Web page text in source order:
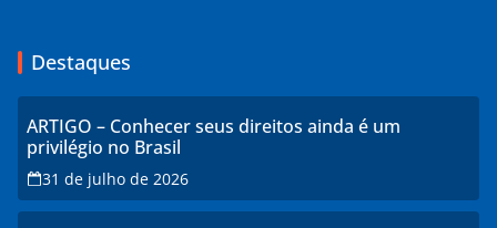
Destaques
ARTIGO – Conhecer seus direitos ainda é um
privilégio no Brasil
31 de julho de 2026